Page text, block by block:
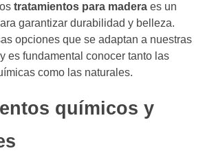
tratamientos para madera es un
garantizar durabilidad y belleza.
opciones que se adaptan a nuestras
es fundamental conocer tanto las
como las naturales.
químicos y